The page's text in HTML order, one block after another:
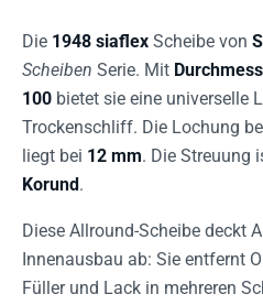
Die 1948 siaflex Scheibe von
Scheiben Serie. Mit
100 bietet sie eine universelle
Trockenschliff. Die Lochung
liegt bei 12 mm. Die Streuung
Korund .
Diese Allround-Scheibe deckt
Innenausbau ab: Sie entfernt
Füller und Lack in mehreren